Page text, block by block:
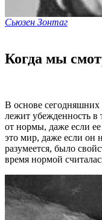
Сьюзен Зонтаг
Когда мы
В основе
лежит убежденность
от нормы, даже если
это мир, даже если он
разумеется, было
время нормой